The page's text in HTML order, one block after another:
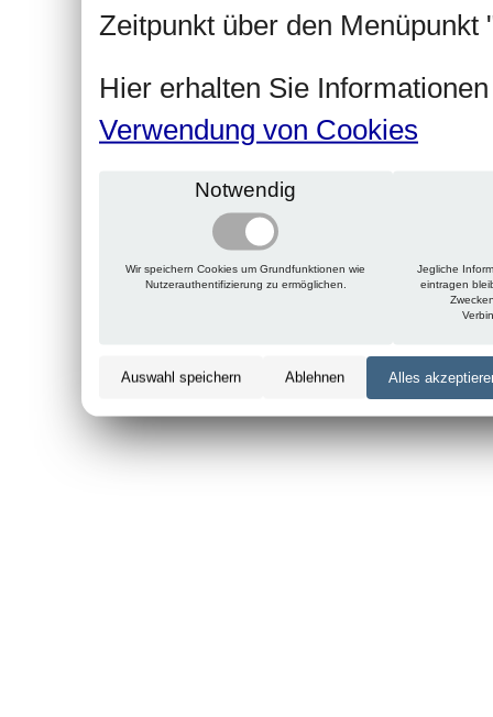
Zeitpunkt über den Menüpunkt
Hier erhalten Sie
Verwendung von Cookies
Notwendig
Wir speichern Cookies um Grundfunktionen wie
Nutzerauthentifizierung zu ermöglichen.
Jegliche
eintragen
Auswahl speichern Ablehnen Alles